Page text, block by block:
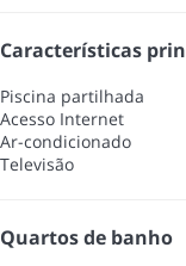
Características
Piscina partilhada
Acesso Internet
Ar-condicionado
Televisão
Quartos de banho